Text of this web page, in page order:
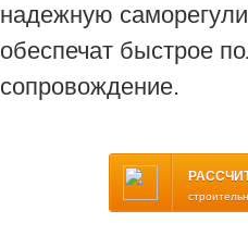
надежную
обеспечат быстрое
сопровождение.